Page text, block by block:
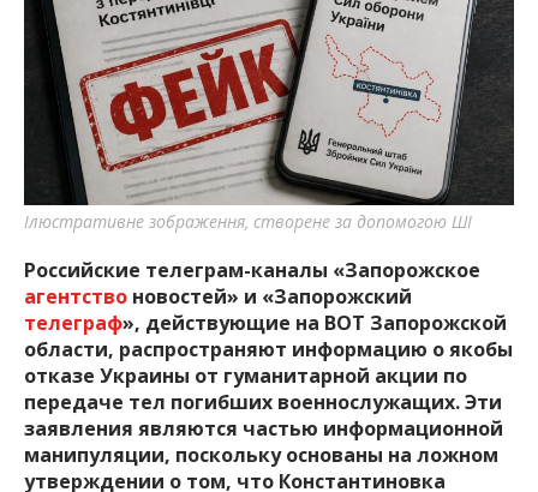
важную информацию о событиях
города Запорожья и области.
Ілюстративне зображення, створене за допомогою ШІ
Российские телеграм-каналы «Запорожское
агентство новостей» и «Запорожский
телеграф», действующие на ВОТ Запорожской
области, распространяют информацию о якобы
отказе Украины от гуманитарной акции по
передаче тел погибших военнослужащих. Эти
заявления являются частью информационной
манипуляции, поскольку основаны на ложном
утверждении о том, что Константиновка